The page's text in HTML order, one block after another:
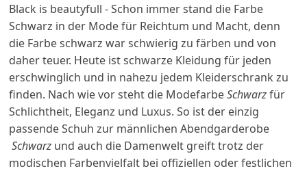
Black is beautyfull - Schon immer stand die Farbe
Schwarz in der Mode für Reichtum und Macht, denn
die Farbe schwarz war schwierig zu färben und von
daher teuer. Heute ist schwarze Kleidung für jeden
erschwinglich und in nahezu jedem Kleiderschrank zu
finden. Nach wie vor steht die ModefarbeSchwarzfür
Schlichtheit, Eleganz und Luxus. So ist der einzig
passende Schuh zur männlichen Abendgarderobe
Schwarz und auch die Damenwelt greift trotz der
modischen Farbenvielfalt bei offiziellen oder festlichen